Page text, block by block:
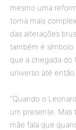
mesmo uma
torna mais
das alterações
também é
que a chegada do
universo até
“Quando o
um presente. Mas
mãe fala que